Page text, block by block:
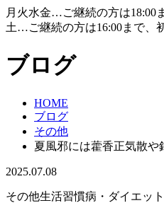
月火水金…ご継続の方は18:00
土…ご継続の方は16:00まで、
ブログ
HOME
ブログ
その他
夏風邪には藿香正気散や
2025.07.08
その他生活習慣病・ダイエット